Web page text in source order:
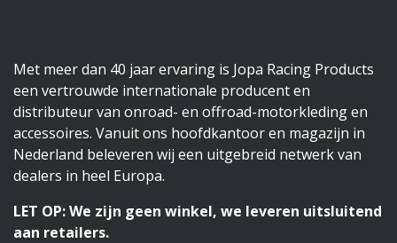
Met meer dan 40 jaar ervaring is Jopa Racing Products
een vertrouwde internationale producent en
distributeur van onroad- en offroad-motorkleding en
accessoires. Vanuit ons hoofdkantoor en magazijn in
Nederland beleveren wij een uitgebreid netwerk van
dealers in heel Europa.
LET OP: We zijn geen winkel, we leveren uitsluitend
aan retailers.